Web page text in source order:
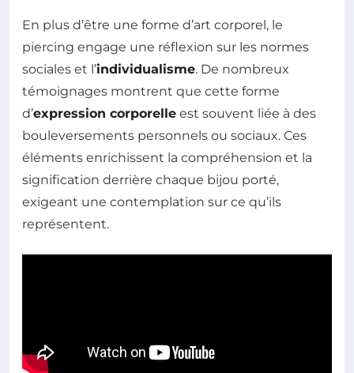
En plus d’être une forme d’art corporel, le
piercing engage une réflexion sur les normes
sociales et l’individualisme. De nombreux
témoignages montrent que cette forme
d’expression corporelle est souvent liée à des
bouleversements personnels ou sociaux. Ces
éléments enrichissent la compréhension et la
signification derrière chaque bijou porté,
exigeant une contemplation sur ce qu’ils
représentent.